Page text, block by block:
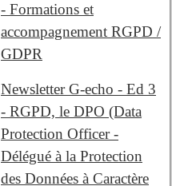
- Formations et
accompagnement RGPD /
GDPR
Newsletter G-echo - Ed 3
- RGPD, le DPO (Data
Protection Officer -
Délégué à la Protection
des Données à Caractère